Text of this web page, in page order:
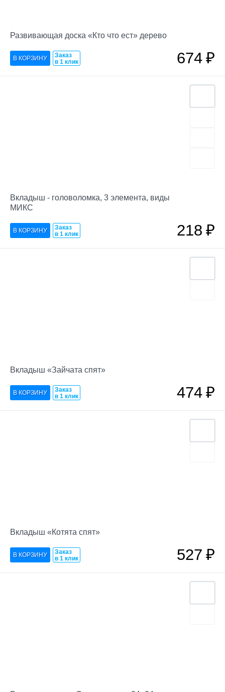
Развивающая доска «Кто что ест» дерево
Заказ
в 1 клик
674₽
Вкладыш - головоломка, 3 элемента, виды
МИКС
Заказ
в 1 клик
218₽
Вкладыш «Зайчата спят»
Заказ
в 1 клик
474₽
Вкладыш «Котята спят»
Заказ
в 1 клик
527₽